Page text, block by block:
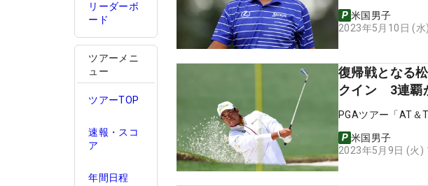
リーダーボ
ード
ツアーメニ
ュー
ツアーTOP
速報・スコ
ア
年間日程
米国男子
2023年5月10日 (
復帰戦となる
クイン 3連覇
PGAツアー「AT＆
米国男子
2023年5月9日 (火)